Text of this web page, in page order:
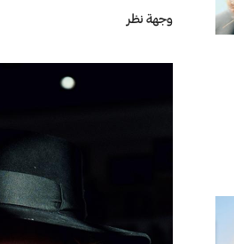
وجهة نظر